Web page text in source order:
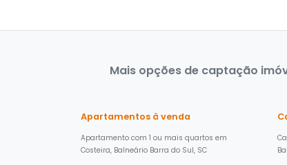
Mais opções de captação
Apartamentos à venda
Apartamento com 1 ou mais quartos em
Costeira, Balneário Barra do Sul, SC